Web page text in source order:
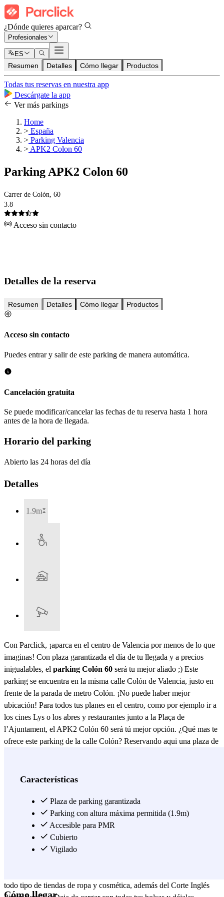
¿Dónde quieres aparcar?
Profesionales
ES
Resumen Detalles Cómo llegar Productos
Todas tus reservas en nuestra app
Descárgate la app
Ver más parkings
Home
> España
> Parking Valencia
> APK2 Colon 60
Parking APK2 Colon 60
Carrer de Colón, 60
3.8
Acceso sin contacto
Detalles de la reserva
Resumen Detalles Cómo llegar Productos
Acceso sin contacto
Puedes entrar y salir de este parking de manera automática.
Cancelación gratuita
Se puede modificar/cancelar las fechas de tu reserva hasta 1 hora
antes de la hora de llegada.
Horario del parking
Abierto las 24 horas del día
Detalles
1.9m
Con Parclick, ¡aparca en el centro de Valencia por menos de lo que
imaginas! Con plaza garantizada el día de tu llegada y a precios
inigualables, el parking Colón 60 será tu mejor aliado ;) Este
parking se encuentra en la misma calle Colón de Valencia, justo en
frente de la parada de metro Colón. ¡No puede haber mejor
ubicación! Para todos tus planes en el centro, como por ejemplo ir a
los cines Lys o los abres y restaurantes junto a la Plaça de
l’Ajuntament, el APK2 Colón 60 será tú mejor opción. ¿Qué mas te
ofrece este parking de la calle Colón? Reservando aqui una plaza de
tener un parking al lado de la calle Sorní de Valencia te permitirá
Bous. Y por si fuera poco, a escasos minutos de la para de metro
Colón se encuentra la Puerta del Mar y el Paseo de la Ciudadela, así
que el parking APK2 Colón 60 será una muy buena opción para
dejar tu coche por la zona de Sant Francesc. Por otro lado, si buscas
parking cerca del Mercado de Colón
todo tipo de tiendas de ropa y cosmética, además del Corte Inglés
Características
Plaza de parking garantizada
Parking con altura máxima permitida (1.9m)
Accesible para PMR
Cubierto
Vigilado
Cómo llegar